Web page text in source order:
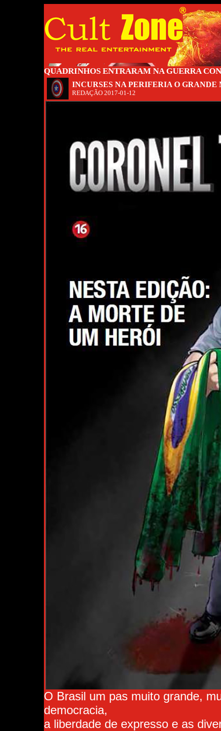
QUADRINHOS ENTRARAM NA GUERRA
INCURSES NA PERIFERIA O GRANDE
REDAÇÃO 2017-01-12
O Brasil um pas muito grande,
democracia,
a liberdade de expresso e as